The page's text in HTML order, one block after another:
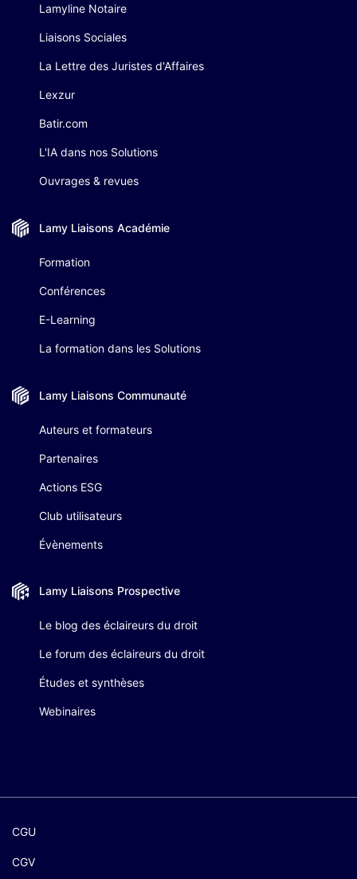
Lamyline Notaire
Liaisons Sociales
La Lettre des Juristes d'Affaires
Lexzur
Batir.com
L'IA dans nos Solutions
Ouvrages & revues
Lamy Liaisons Académie
Formation
Conférences
E-Learning
La formation dans les Solutions
Lamy Liaisons Communauté
Auteurs et formateurs
Partenaires
Actions ESG
Club utilisateurs
Évènements
Lamy Liaisons Prospective
Le blog des éclaireurs du droit
Le forum des éclaireurs du droit
Études et synthèses
Webinaires
CGU
CGV